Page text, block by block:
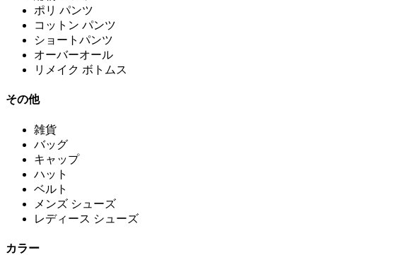
ポリ パンツ
コットン パンツ
ショートパンツ
オーバーオール
リメイク ボトムス
その他
雑貨
バッグ
キャップ
ハット
ベルト
メンズ シューズ
レディース シューズ
カラー